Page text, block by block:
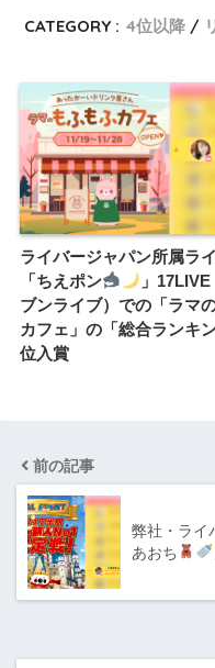
CATEGORY : 4位以降
ライバージャパン所属ライ
「ちえポン
」
ブンライブ）での「ラマ
カフェ」の「総合ランキ
位入賞
前の記事
弊社・ライ
あおち